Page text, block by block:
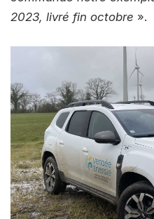
2023, livré fin octobre ».